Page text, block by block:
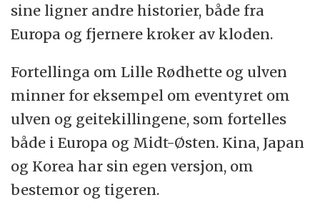
sine ligner andre historier, både fra
Europa og fjernere kroker av kloden.
Fortellinga om Lille Rødhette og ulven
minner for eksempel om eventyret om
ulven og geitekillingene, som fortelles
både i Europa og Midt-Østen. Kina, Japan
og Korea har sin egen versjon, om
bestemor og tigeren.